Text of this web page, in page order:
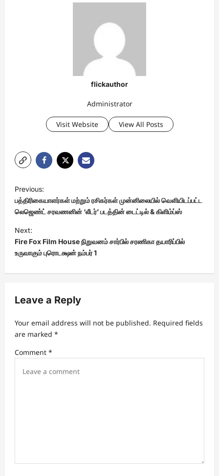
flickauthor
Administrator
Visit Website View All Posts
P
o
s
t
n
a
v
g
a
t
i
Previous:
பத்திரிகையாளர்கள் மற்றும் ரசிகர்கள் முன்னிலையில் வெளியிடப்பட்ட
லெஜெண்ட் சரவணனின் ‘லீடர்’ படத்தின் டைட்டில் & கிளிம்ப்ஸ்
Next:
Fire Fox Film House நிறுவனம் சார்பில் சரணிகா தயாரிப்பில்
உருவாகும் புரொடக்ஷன் நம்பர் 1
Leave a Reply
Your email address will not be published. Required fields
are marked *
Comment *